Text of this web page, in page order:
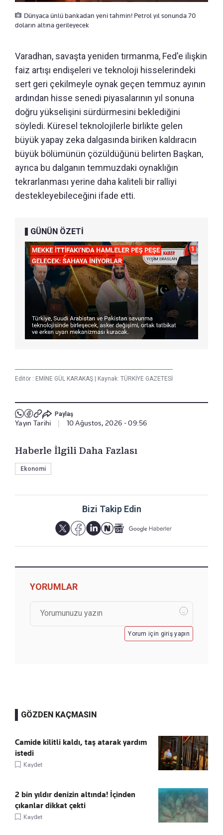
Dünyaca ünlü bankadan yeni tahmin! Petrol yıl sonunda 70
doların altına gerileyecek
Varadhan, savaşta yeniden tırmanma, Fed'e ilişkin
faiz artışı endişeleri ve teknoloji hisselerindeki
sert geri çekilmeyle oynak geçen temmuz ayının
ardından hisse senedi piyasalarının yıl sonuna
doğru yükselişini sürdürmesini beklediğini
söyledi. Küresel teknolojilerle birlikte gelen
büyük yapay zeka dalgasında biriken kaldıracın
büyük bölümünün çözüldüğünü belirten Başkan,
ayrıca bu dalganın temmuzdaki oynaklığın
tekrarlanması yerine daha kaliteli bir ralliyi
destekleyebileceğini ifade etti.
GÜNÜN ÖZETİ
Editör : EMİNE GÜL KARAKAŞ Kaynak: TÜRKİYE GAZETESİ
Paylaş
Yayın Tarihi 10 Ağustos, 2026 - 09:56
Haberle İlgili Daha Fazlası
Ekonomi
Bizi Takip Edin
YORUMLAR
Yorum için giriş yapın
GÖZDEN KAÇMASIN
Camide kilitli kaldı, taş atarak yardım
istedi
Kaydet
2 bin yıldır denizin altında! İçinden
çıkanlar dikkat çekti
Kaydet